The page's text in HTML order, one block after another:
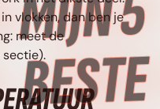
ZALM
MIJN
vlokken, dan ben je
meet de
sectie).